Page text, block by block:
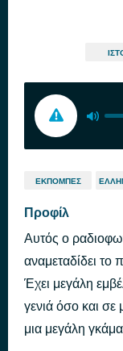
ΕΚΠΟΜΠΈΣ
Προφίλ
Αυτός ο
αναμεταδίδει το
Έχει μεγάλη
γενιά όσο και σε
μια μεγάλη